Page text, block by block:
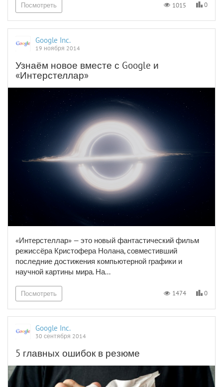
Посмотреть 1015 0
Google Inc.
19 ноября 2014
Узнаём новое вместе с Google и
«Интерстеллар»
«Интерстеллар» — это новый фантастический фильм
режиссёра Кристофера Нолана, совместивший
последние достижения компьютерной графики и
научной картины мира. На...
Посмотреть 1474 0
Google Inc.
30 сентября 2014
5 главных ошибок в резюме